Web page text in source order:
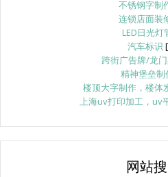
不锈钢字制
连锁店面装
LED日光灯
汽车标识
跨街广告牌/龙
精神堡垒制
楼顶大字制作，楼体
上海uv打印加工，uv
网站